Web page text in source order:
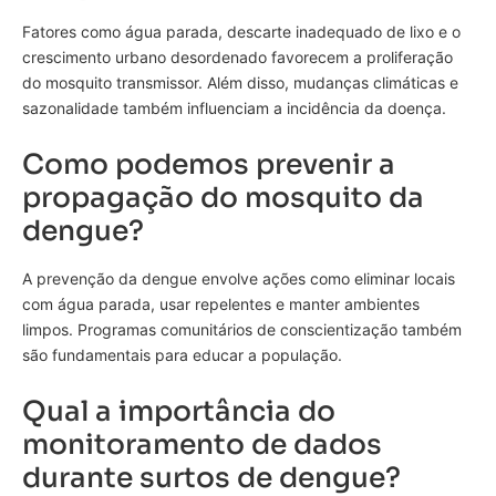
Fatores como água parada, descarte inadequado de lixo e o
crescimento urbano desordenado favorecem a proliferação
do mosquito transmissor. Além disso, mudanças climáticas e
sazonalidade também influenciam a incidência da doença.
Como podemos prevenir a
propagação do mosquito da
dengue?
A prevenção da dengue envolve ações como eliminar locais
com água parada, usar repelentes e manter ambientes
limpos. Programas comunitários de conscientização também
são fundamentais para educar a população.
Qual a importância do
monitoramento de dados
durante surtos de dengue?